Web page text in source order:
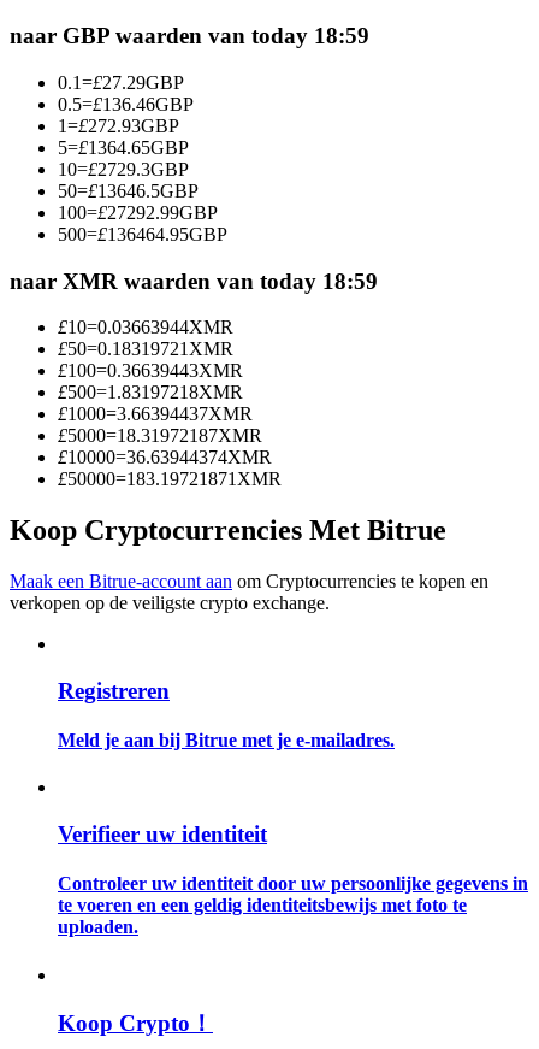
Word een Copy Trader
Geniet van winstdeling en copy trading commissies
Informatie
naar GBP waarden van today 18:59
0.1=£27.29GBP
0.5=£136.46GBP
1=£272.93GBP
5=£1364.65GBP
10=£2729.3GBP
50=£13646.5GBP
100=£27292.99GBP
500=£136464.95GBP
naar XMR waarden van today 18:59
£10=0.03663944XMR
£50=0.18319721 XMR
£100=0.36639443XMR
£500=1.83197218XMR
£1000=3.66394437XMR
£5000=18.31972187XMR
£10000=36.63944374XMR
£50000=183.19721871 XMR
Koop Cryptocurrencies Met Bitrue
Maak een Bitrue-account aan om Cryptocurrencies te kopen en
verkopen op de veiligste crypto exchange.
Registreren
Meld je aan bij Bitrue met je e-mailadres.
Verifieer uw identiteit
Controleer uw identiteit door uw persoonlijke gegevens in
te voeren en een geldig identiteitsbewijs met foto te
uploaden.
Koop Crypto！